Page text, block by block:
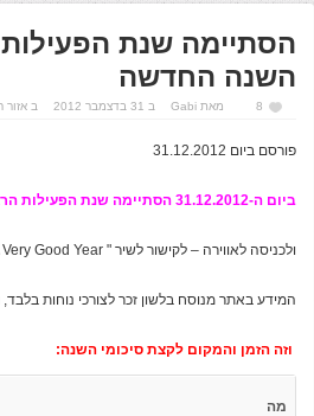
הסתיימה שנת
השנה החדשה
מאת Gabi ב 31 בדצמבר 2012 ב 8
פורסם ביום 31.12.2012
ביום ה-31.12.2012 הסתיימה שנת הפעילות הראשונה של המגזין שלנו.
ולכניסה לאווירה – לקישור לשיר " It Was A Very Good Year " בביצועו של Frank Sinatra – לחץ
המידע באתר מנוסח בלשון זכר לצורכי נוחות
וזה הזמן והמקום לקצת סיכומי השנה:
מה